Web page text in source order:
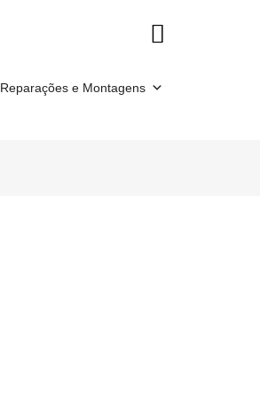
Reparações e Montagens